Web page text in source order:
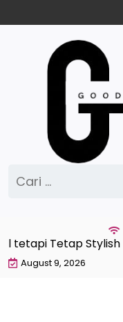
to
untuk:
tetapi Tetap Stylish |
August 9, 2026